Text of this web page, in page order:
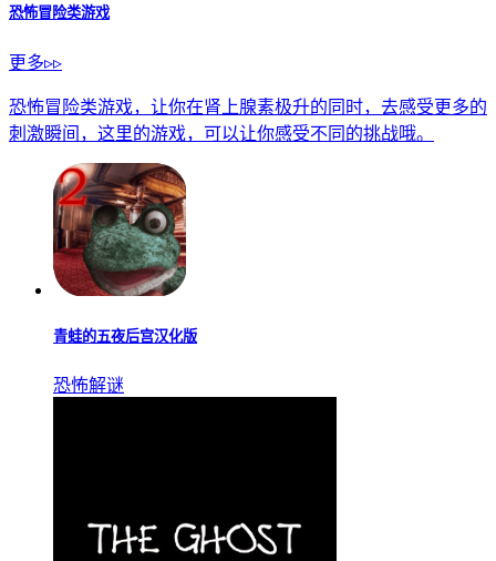
恐怖冒险类游戏
更多▹▹
恐怖冒险类游戏，让你在肾上腺素极升的同时，去感受更多的
刺激瞬间，这里的游戏，可以让你感受不同的挑战哦。
青蛙的五夜后宫汉化版
恐怖解谜